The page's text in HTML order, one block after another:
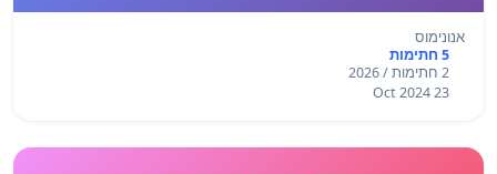
אנונימוס
5 חתימות
2 חתימות / 2026
23 Oct 2024